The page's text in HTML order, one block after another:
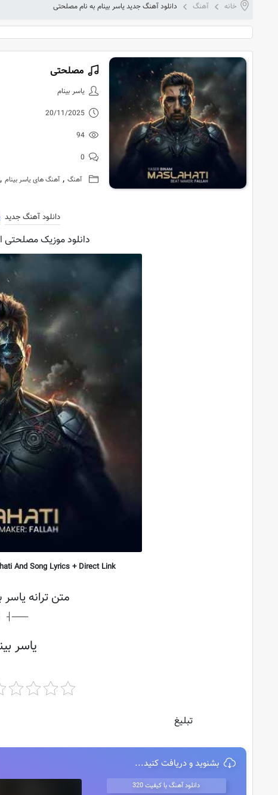
خانه آهنگ دانلود آهنگ جدید یاسر بینام به نام مصلحتی
دانلود
مصلحتی
یاسر بینام
20/11/2025
94
0
آهنگ , آهنگ های یاسر بینام ,
دانلود آهنگ جدید
دانلود موزیک مصلحتی
And Song Lyrics + Direct Link
متن ترانه
├───
یاسر
تبلیغ
بشنوید و دریافت کنید...
دانلود آهنگ با کیفیت 320